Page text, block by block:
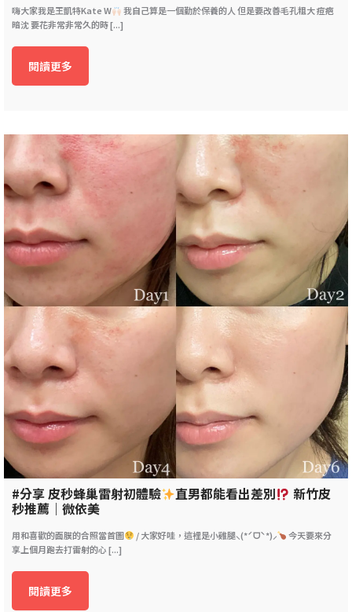
嗨大家我是王凱特Kate W
我自己算是一個勤於保養的人 但是要改善毛孔粗大 痘疤
暗沈 要花非常非常久的時 [...]
閱讀更多
#分享 皮秒蜂巢雷射初體驗 直男都能看出差別 新竹皮
秒推薦｜微依美
用和喜歡的面膜的合照當首圖 / 大家好哇，這裡是小雞腿⸜(*ˊᗜˋ*)⸝
今天要來分
享上個月跑去打雷射的心 [...]
閱讀更多